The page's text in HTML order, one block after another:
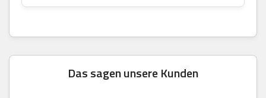
Das sagen unsere Kunden